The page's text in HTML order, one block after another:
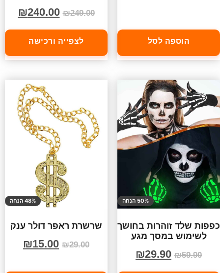
הוספה לסל
₪249.00
₪240.00
לצפייה ורכישה
50% הנחה
כפפות שלד זוהרות בחושך
לשימוש במסך מגע
₪59.90
₪29.90
48% הנחה
שרשרת ראפר דולר ענק
₪29.00
₪15.00